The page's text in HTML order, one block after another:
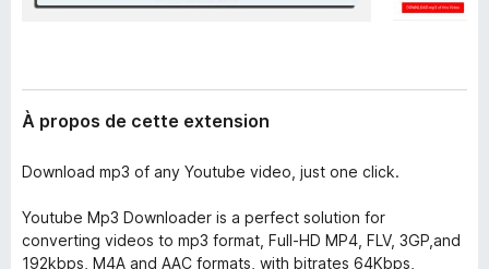
À propos de cette extension
Download mp3 of any Youtube video, just one click.
Youtube Mp3 Downloader is a perfect solution for
converting videos to mp3 format, Full-HD MP4, FLV, 3GP,and
192kbps, M4A and AAC formats, with bitrates 64Kbps,